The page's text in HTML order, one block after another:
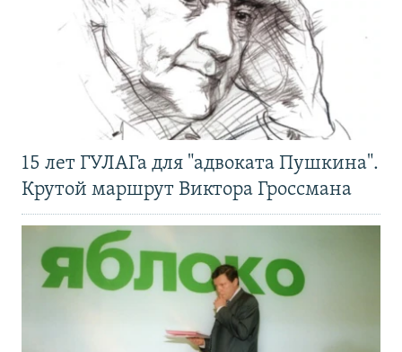
15 лет ГУЛАГа для "адвоката Пушкина".
Крутой маршрут Виктора Гроссмана